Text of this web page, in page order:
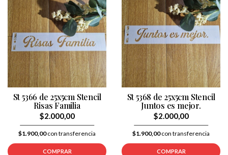
St 5366 de 25x5cm Stencil
Risas Familia
$2.000,00
$1.900,00con transferencia
COMPRAR
St 5368 de 25x5cm Stencil
Juntos es mejor.
$2.000,00
$1.900,00con transferencia
COMPRAR